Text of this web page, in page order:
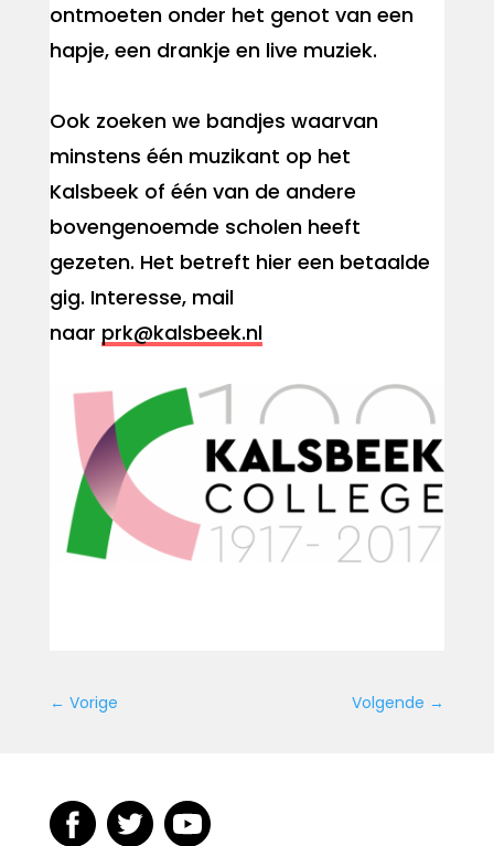
ontmoeten onder het genot van een
hapje, een drankje en live muziek.
Ook zoeken we bandjes waarvan
minstens één muzikant op het
Kalsbeek of één van de andere
bovengenoemde scholen heeft
gezeten. Het betreft hier een betaalde
gig.​ Interesse, mail
naar prk@kalsbeek.nl
← Vorige Volgende →